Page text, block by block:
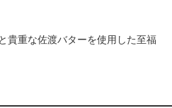
貴重な佐渡バターを使用した至福